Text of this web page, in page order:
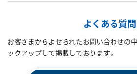
よくある質問
お客さまからよせられたお問い合わせの
ックアップして掲載しております。